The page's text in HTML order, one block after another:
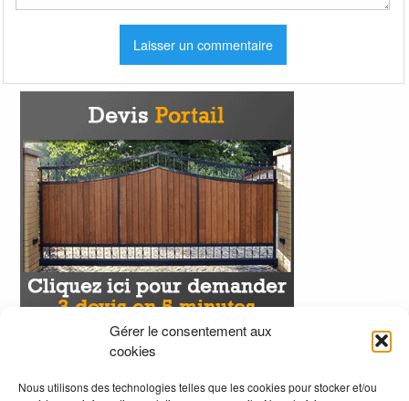
Gérer le consentement aux
cookies
Nous utilisons des technologies telles que les cookies pour stocker et/ou